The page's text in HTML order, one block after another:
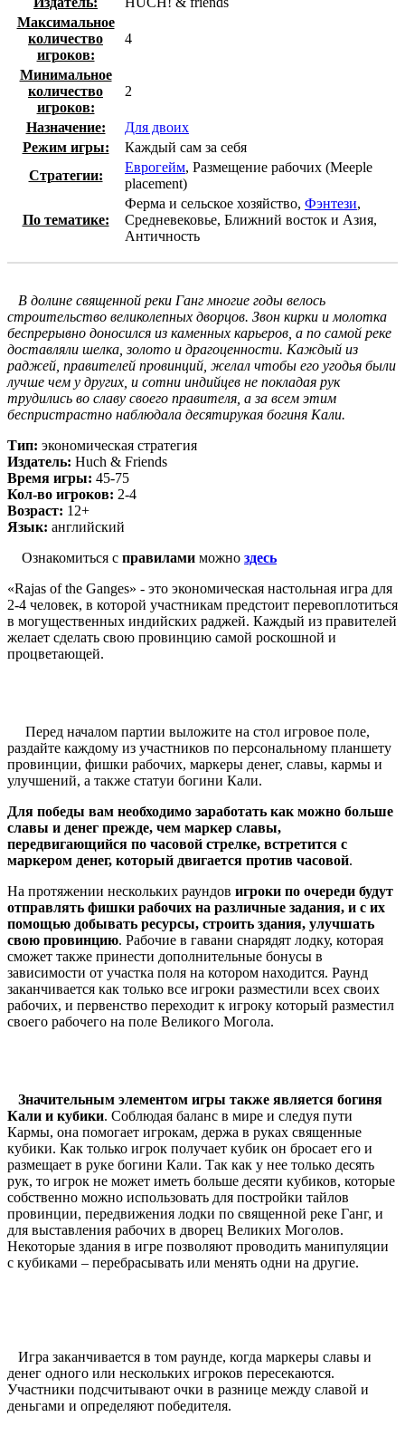
Максимальное
количество
игроков:
4
Минимальное
количество
игроков:
2
Назначение:
Для двоих
Режим игры:
Каждый сам за себя
Стратегии:
Еврогейм, Размещение рабочих (Meeple
placement)
По тематике:
Ферма и сельское хозяйство, Фэнтези,
Средневековье, Ближний восток и Азия,
Античность
В долине священной реки Ганг многие годы велось
строительство великолепных дворцов. Звон кирки и молотка
беспрерывно доносился из каменных карьеров, а по самой реке
доставляли шелка, золото и драгоценности. Каждый из
раджей, правителей провинций, желал чтобы его угодья были
лучше чем у других, и сотни индийцев не покладая рук
трудились во славу своего правителя, а за всем этим
беспристрастно наблюдала десятирукая богиня Кали.
Тип: экономическая стратегия
Издатель: Huch & Friends
Время игры: 45-75
Кол-во игроков: 2-4
Возраст: 12+
Язык: английский
Ознакомиться с правилами можно здесь
«Rajas of the Ganges» - это экономическая настольная игра для
2-4 человек, в которой участникам предстоит перевоплотиться
в могущественных индийских раджей. Каждый из правителей
желает сделать свою провинцию самой роскошной и
процветающей.
Перед началом партии выложите на стол игровое поле,
раздайте каждому из участников по персональному планшету
провинции, фишки рабочих, маркеры денег, славы, кармы и
улучшений, а также статуи богини Кали.
Для победы вам необходимо заработать как можно больше
славы и денег прежде, чем маркер славы,
передвигающийся по часовой стрелке, встретится с
маркером денег, который двигается против часовой.
На протяжении нескольких раундов игроки по очереди будут
отправлять фишки рабочих на различные задания, и с их
помощью добывать ресурсы, строить здания, улучшать
свою провинцию. Рабочие в гавани снарядят лодку, которая
сможет также принести дополнительные бонусы в
зависимости от участка поля на котором находится. Раунд
заканчивается как только все игроки разместили всех своих
рабочих, и первенство переходит к игроку который разместил
своего рабочего на поле Великого Могола.
Значительным элементом игры также является богиня
Кали и кубики. Соблюдая баланс в мире и следуя пути
Кармы, она помогает игрокам, держа в руках священные
кубики. Как только игрок получает кубик он бросает его и
размещает в руке богини Кали. Так как у нее только десять
рук, то игрок не может иметь больше десяти кубиков, которые
собственно можно использовать для постройки тайлов
провинции, передвижения лодки по священной реке Ганг, и
для выставления рабочих в дворец Великих Моголов.
Некоторые здания в игре позволяют проводить манипуляции
с кубиками – перебрасывать или менять одни на другие.
Игра заканчивается в том раунде, когда маркеры славы и
денег одного или нескольких игроков пересекаются.
Участники подсчитывают очки в разнице между славой и
деньгами и определяют победителя.